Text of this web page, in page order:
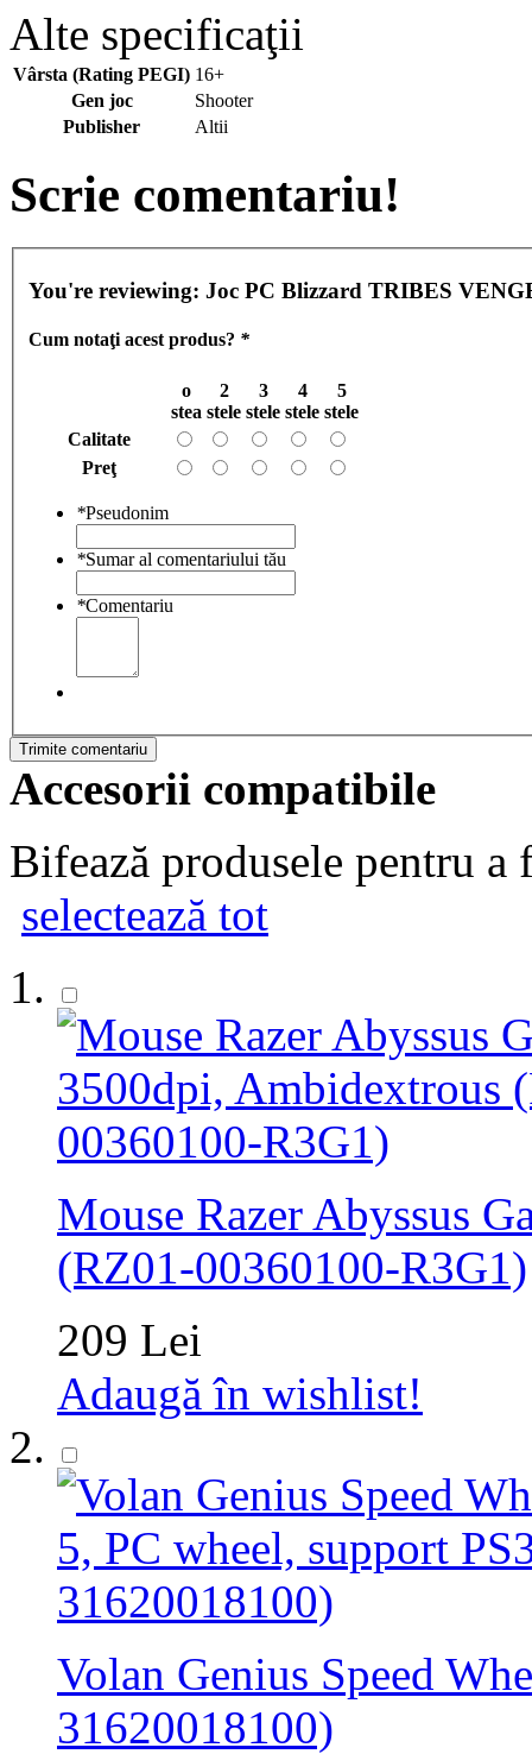
Alte specificaţii
Vârsta (Rating PEGI) 16+
Gen joc
Shooter
Publisher
Altii
Scrie comentariu!
You're reviewing: Joc PC Blizzard TRIBES
Cum notaţi acest produs? *
o
stea
2
stele
3
stele
4
stele
5
stele
Calitate
Preţ
*Pseudonim
*Sumar al comentariului tău
*Comentariu
Trimite comentariu
Accesorii compatibile
Bifează produsele pentru a
selectează tot
Mouse Razer Abyssus
(RZ01-00360100-R3G1)
209 Lei
Adaugă în wishlist!
Volan Genius Speed
31620018100)